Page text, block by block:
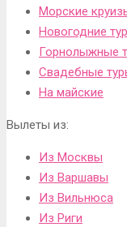
Морские
Новогодние
Горнолыжные
Свадебные
На майские
Вылеты из:
Из Москвы
Из Варшавы
Из Вильнюса
Из Риги